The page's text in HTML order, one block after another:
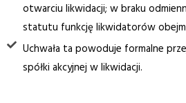
otwarciu likwidacji; w braku
statutu funkcję likwidatorów
Uchwała ta powoduje formalne
spółki akcyjnej w likwidacji.